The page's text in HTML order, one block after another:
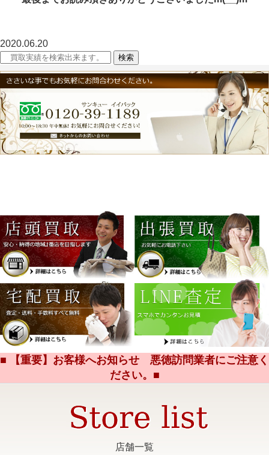
2020.06.20
■ 【重要】お客様へお知らせ 悪徳訪問業者にご注意く
ださい。■
店舗一覧